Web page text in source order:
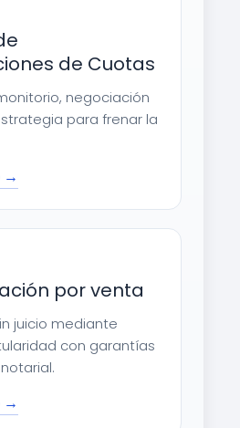
de Cuotas
negociación
para frenar la
→
por venta
juicio mediante
con garantías
→